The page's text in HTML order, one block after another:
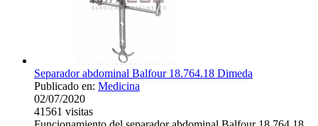
Separador abdominal Balfour 18.764.18 Dimeda
Publicado en: Medicina
02/07/2020
41561 visitas